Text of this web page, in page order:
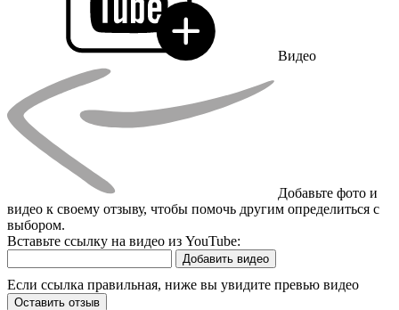
Видео
Добавьте фото и
видео к своему отзыву, чтобы помочь другим определиться с
выбором.
Вставьте ссылку на видео из YouTube:
Добавить видео
Если ссылка правильная, ниже вы увидите превью видео
Оставить отзыв